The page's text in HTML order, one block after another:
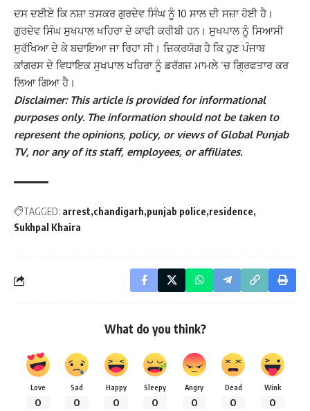
ਦਸ ਦਈਏ ਕਿ ਨਸ਼ਾ ਤਸਕਰ ਗੁਰਦੇਵ ਸਿੰਘ ਨੂੰ 10 ਸਾਲ ਦੀ ਸਜ਼ਾ ਹੋਈ ਹੈ।
ਗੁਰਦੇਵ ਸਿੰਘ ਸੁਖਪਾਲ ਖਹਿਰਾ ਦੇ ਕਾਫੀ ਕਰੀਬੀ ਹਨ। ਸੁਖਪਾਲ ਨੂੰ ਸਿਆਸੀ
ਸੁਰੱਖਿਆ ਦੇ ਕੇ ਬਚਾਇਆ ਜਾ ਰਿਹਾ ਸੀ। ਜ਼ਿਕਰਯੋਗ ਹੈ ਕਿ ਹੁਣ ਪੰਜਾਬ
ਕਾਂਗਰਸ ਦੇ ਵਿਧਾਇਕ ਸੁਖਪਾਲ ਖਹਿਰਾ ਨੂੰ ਡਰੱਗਜ਼ ਮਾਮਲੇ ‘ਚ ਗ੍ਰਿਫਤਾਰ ਕਰ
ਲਿਆ ਗਿਆ ਹੈ।
Disclaimer: This article is provided for informational
purposes only. The information should not be taken to
represent the opinions, policy, or views of Global Punjab
TV, nor any of its staff, employees, or affiliates.
TAGGED: arrest chandigarh punjab police residence
Sukhpal Khaira
What do you think?
Love
0
Sad
0
Happy
0
Sleepy
0
Angry
0
Dead
0
Wink
0